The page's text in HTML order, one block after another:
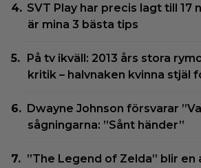
SVT Play har precis lagt till 17
är mina 3 bästa tips
På tv ikväll: 2013 års stora
kritik – halvnaken kvinna stjäl
Dwayne Johnson försvarar
sågningarna: ”Sånt händer”
”The Legend of Zelda” blir en